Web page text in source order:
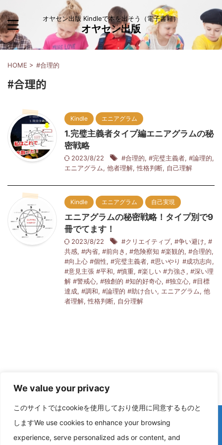
We value your privacy
このサイトではcookieを使用しており使用に同意するものと
しますWe use cookies to enhance your browsing
experience, serve personalized ads or content, and
オヤセン出版 Kindleで本を出そう（電子書籍）
オヤセン出版
HOME > #合理的
#合理的
Kindle エニアグラム
1.完璧主義者タイプ編エニアグラムの秘
密戦略
2023/8/22 #合理的, #完璧主義者, #論理的,
エニアグラム, 他者理解,性格判断, 自己理解
Kindle エニアグラム 自己実現
エニアグラムの秘密戦略！タイプ別で9
冊でてます！
2023/8/22 #クリエイティブ, #争い避け, #
共感, #内省, #前向き , #危険察知 #楽観的, #合理的,
#向上心 #個性, #完璧主義者, #思いやり #成功志向,
#意見主張 #平和, #慎重, #楽しい #力強さ , #深い理
解 #警戒心, #独創的 #知的好奇心, #独立心, #目標
達成, #調和, #論理的 #助け合い, エニアグラム, 他
者理解,性格判断, 自分理解